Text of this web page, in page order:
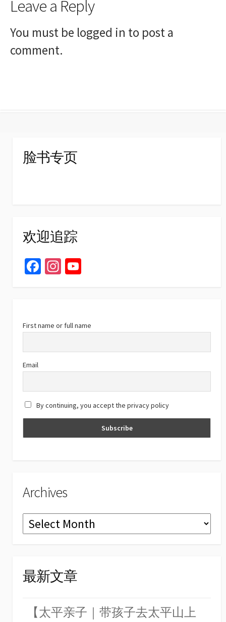
Leave a Reply
You must be logged in to post a
comment.
脸书专页
欢迎追踪
Fa
o
k
In
m b
e
a
n
el
First name or full name
Email
By continuing, you accept the privacy policy
Archives
Archives
最新文章
【太平亲子｜带孩子去太平山上